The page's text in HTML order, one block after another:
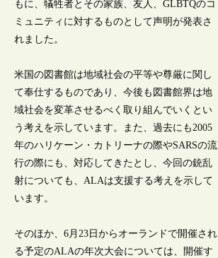
もに、犠牲者とその家族、友人、GLBTQのコ
ミュニティに対するものとして声明が発表さ
れました。
米国の図書館は地域社会の平等や尊厳に関し
て奉仕するものであり、今後も図書館界は地
域社会を変革させるべく取り組んでいくとい
う考えを示しています。また、過去にも2005
年のハリケーン・カトリーナの際やSARSの流
行の際にも、対応してきたとし、今回の銃乱
射についても、ALAは支援する考えを示して
います。
そのほか、6月23日からオーランドで開催され
る予定のALAの年次大会については、開催す